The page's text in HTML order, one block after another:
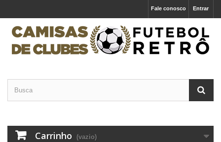
Entrar
Fale conosco
Carrinho (vazio)